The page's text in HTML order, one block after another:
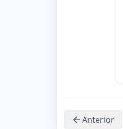
Anterior